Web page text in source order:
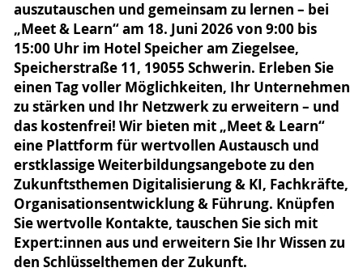
auszutauschen und gemeinsam zu lernen – bei
„Meet & Learn“ am 18. Juni 2026 von 9:00 bis
15:00 Uhr im Hotel Speicher am Ziegelsee,
Speicherstraße 11, 19055 Schwerin. Erleben Sie
einen Tag voller Möglichkeiten, Ihr Unternehmen
zu stärken und Ihr Netzwerk zu erweitern – und
das kostenfrei! Wir bieten mit „Meet & Learn“
eine Plattform für wertvollen Austausch und
erstklassige Weiterbildungsangebote zu den
Zukunftsthemen Digitalisierung & KI, Fachkräfte,
Organisationsentwicklung & Führung. Knüpfen
Sie wertvolle Kontakte, tauschen Sie sich mit
Expert:innen aus und erweitern Sie Ihr Wissen zu
den Schlüsselthemen der Zukunft.